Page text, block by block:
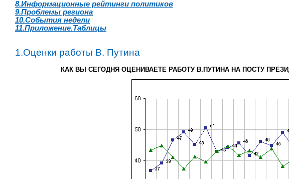
8.Информационные рейтинги политиков
9.Проблемы региона
10.События недели
11.Приложение.Таблицы
1.Оценки работы В. Путина
КАК ВЫ СЕГОДНЯ ОЦЕНИВАЕТЕ РАБОТУ В.ПУТИНА НА ПОСТУ